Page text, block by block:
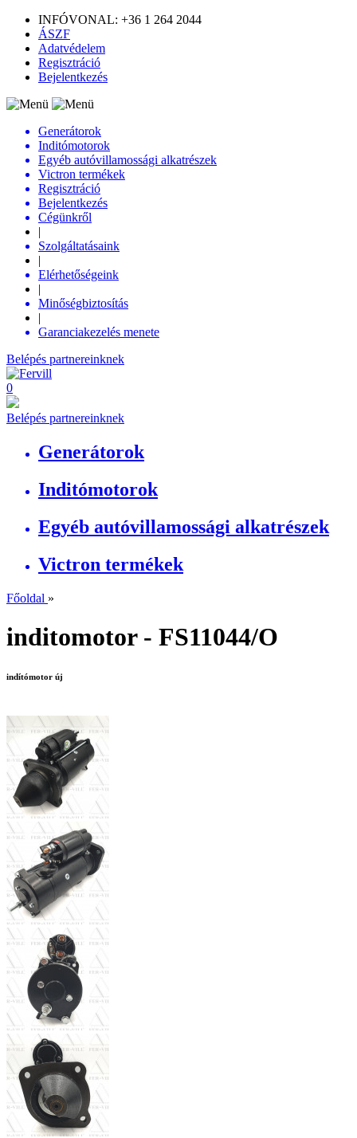
INFÓVONAL: +36 1 264 2044
ÁSZF
Adatvédelem
Regisztráció
Bejelentkezés
Generátorok
Inditómotorok
Egyéb autóvillamossági alkatrészek
Victron termékek
Regisztráció
Bejelentkezés
Cégünkről
|
Szolgáltatásaink
|
Elérhetőségeink
|
Minőségbiztosítás
|
Garanciakezelés menete
Belépés partnereinknek
0
Belépés partnereinknek
Generátorok
Inditómotorok
Egyéb autóvillamossági alkatrészek
Victron termékek
Főoldal »
inditomotor - FS11044/O
indítómotor új